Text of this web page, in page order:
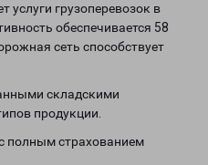
услуги грузоперевозок в
обеспечивается 58
сеть способствует
складскими
продукции.
полным страхованием